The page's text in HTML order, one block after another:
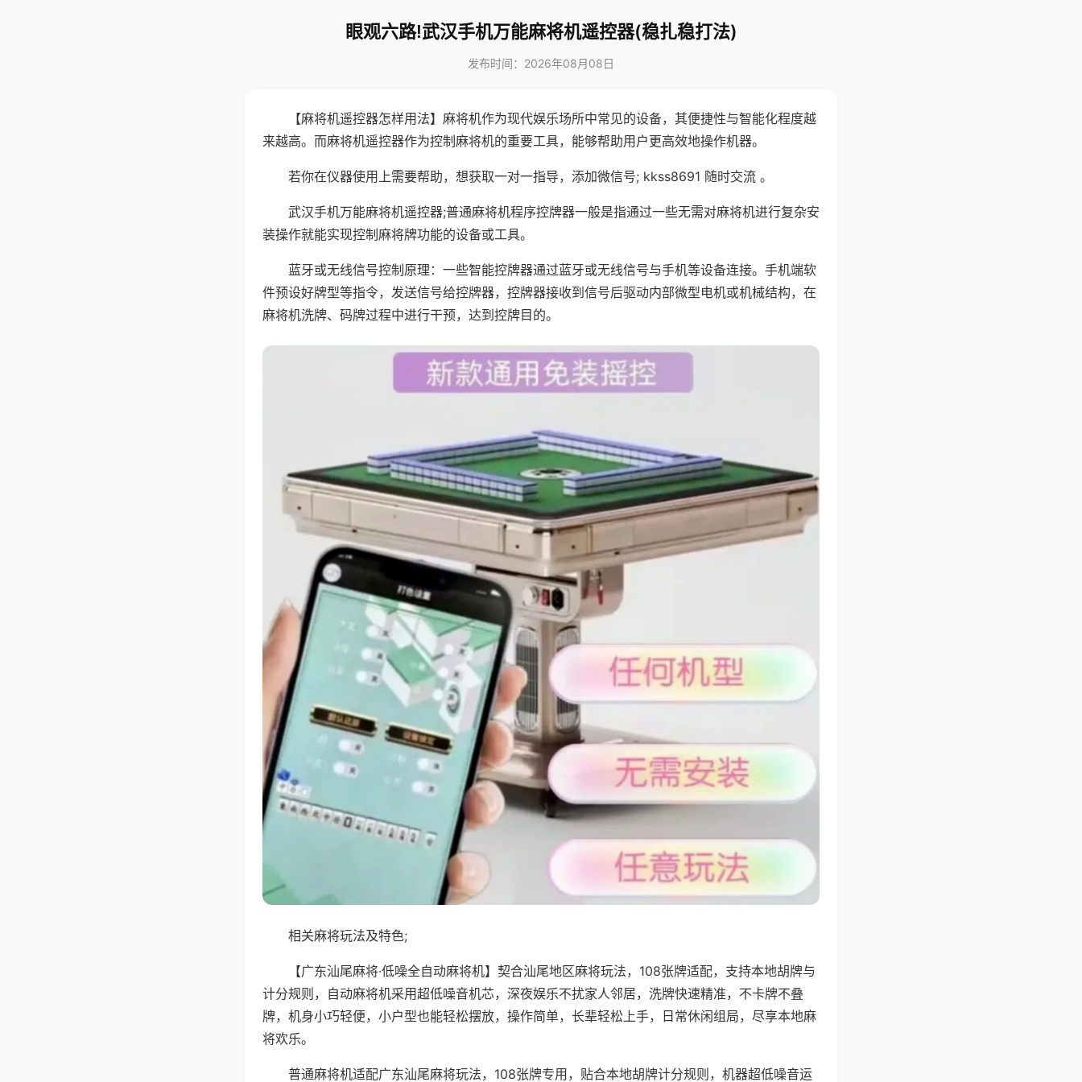
眼观六路!武汉手机万能麻将机遥控器(稳扎稳打法)
发布时间：2026年08月08日
【麻将机遥控器怎样用法】麻将机作为现代娱乐场所中常见的设备，其便捷性与智能化程度越
来越高。而麻将机遥控器作为控制麻将机的重要工具，能够帮助用户更高效地操作机器。
若你在仪器使用上需要帮助，想获取一对一指导，添加微信号; kkss8691 随时交流 。
武汉手机万能麻将机遥控器;普通麻将机程序控牌器一般是指通过一些无需对麻将机进行复杂安
装操作就能实现控制麻将牌功能的设备或工具。
蓝牙或无线信号控制原理：一些智能控牌器通过蓝牙或无线信号与手机等设备连接。手机端软
件预设好牌型等指令，发送信号给控牌器，控牌器接收到信号后驱动内部微型电机或机械结构，在
麻将机洗牌、码牌过程中进行干预，达到控牌目的。
相关麻将玩法及特色;
【广东汕尾麻将·低噪全自动麻将机】契合汕尾地区麻将玩法，108张牌适配，支持本地胡牌与
计分规则，自动麻将机采用超低噪音机芯，深夜娱乐不扰家人邻居，洗牌快速精准，不卡牌不叠
牌，机身小巧轻便，小户型也能轻松摆放，操作简单，长辈轻松上手，日常休闲组局，尽享本地麻
将欢乐。
普通麻将机适配广东汕尾麻将玩法，108张牌专用，贴合本地胡牌计分规则，机器超低噪音运